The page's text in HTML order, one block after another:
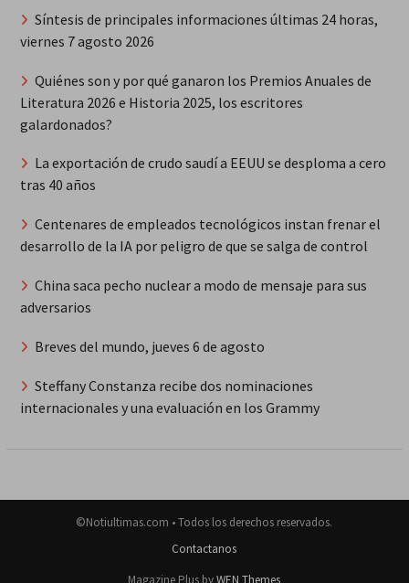
Síntesis de principales informaciones últimas 24 horas,
viernes 7 agosto 2026
Quiénes son y por qué ganaron los Premios Anuales de
Literatura 2026 e Historia 2025, los escritores
galardonados?
La exportación de crudo saudí a EEUU se desploma a cero
tras 40 años
Centenares de empleados tecnológicos instan frenar el
desarrollo de la IA por peligro de que se salga de control
China saca pecho nuclear a modo de mensaje para sus
adversarios
Breves del mundo, jueves 6 de agosto
Steffany Constanza recibe dos nominaciones
internacionales y una evaluación en los Grammy
©Notiultimas.com • Todos los derechos reservados.
Contactanos